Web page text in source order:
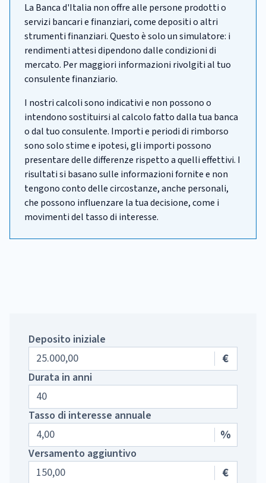
La Banca d'Italia non offre alle persone prodotti o
servizi bancari e finanziari, come depositi o altri
strumenti finanziari. Questo è solo un simulatore: i
rendimenti attesi dipendono dalle condizioni di
mercato. Per maggiori informazioni rivolgiti al tuo
consulente finanziario.
I nostri calcoli sono indicativi e non possono o
intendono sostituirsi al calcolo fatto dalla tua banca
o dal tuo consulente. Importi e periodi di rimborso
sono solo stime e ipotesi, gli importi possono
presentare delle differenze rispetto a quelli effettivi. I
risultati si basano sulle informazioni fornite e non
tengono conto delle circostanze, anche personali,
che possono influenzare la tua decisione, come i
movimenti del tasso di interesse.
Deposito iniziale
€
Durata in anni
Tasso di interesse annuale
%
Versamento aggiuntivo
€